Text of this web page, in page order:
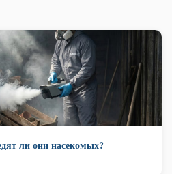
ли они насекомых?